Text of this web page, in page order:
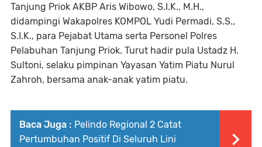
Tanjung Priok AKBP Aris Wibowo, S.I.K., M.H.,
didampingi Wakapolres KOMPOL Yudi Permadi, S.S.,
S.I.K., para Pejabat Utama serta Personel Polres
Pelabuhan Tanjung Priok. Turut hadir pula Ustadz H.
Sultoni, selaku pimpinan Yayasan Yatim Piatu Nurul
Zahroh, bersama anak-anak yatim piatu.
Baca Juga : Pelindo Regional 2 Catat
Pertumbuhan Positif Di Seluruh Lini